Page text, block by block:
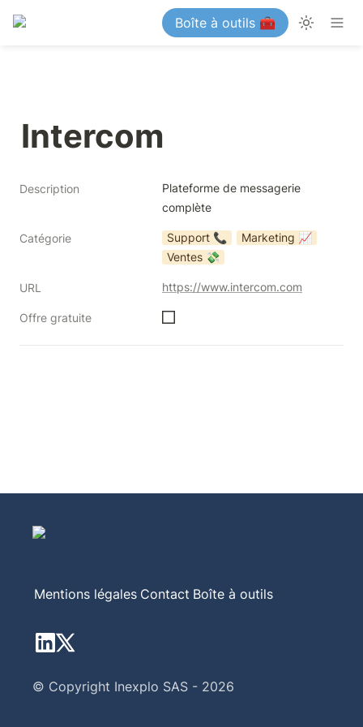
Boîte à outils 🧰
Intercom
Description
Plateforme de messagerie
complète
Catégorie Support 📞
Marketing 📈
Ventes 💸
URL https://www.intercom.com
Offre gratuite
Mentions légales Contact Boîte à outils
© Copyright Inexplo SAS - 2026